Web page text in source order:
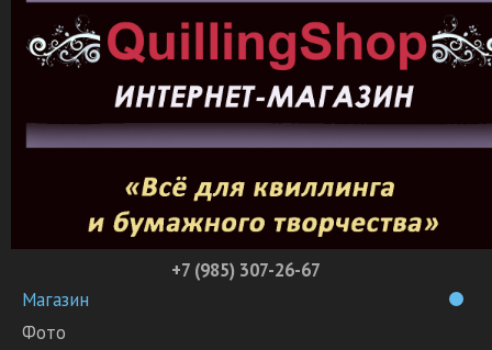
+7 (985) 307-26-67
Магазин
Фото